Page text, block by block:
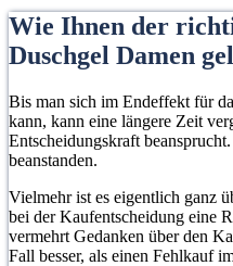
Wie Ihnen der
Duschgel Damen
Bis man sich im Endeffekt für
kann, kann eine längere Zeit
Entscheidungskraft
beanstanden.
Vielmehr ist es eigentlich ganz
bei der Kaufentscheidung eine
vermehrt Gedanken über den
Fall besser, als einen Fehlkauf